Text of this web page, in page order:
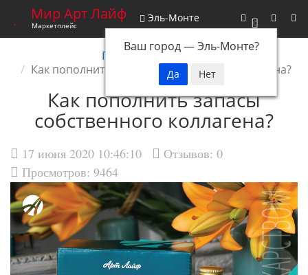
0
Мир Арт Лайф
Маркетплейс
Эль-Монте
Ваш город —Эль-Монте?
Главная
Новости
Как пополнить запасы собственного коллагена?
Как пополнить запасы
собственного коллагена?
17 июня 2020 10:46:10 Отзывов: 0
Просмотров: 9464